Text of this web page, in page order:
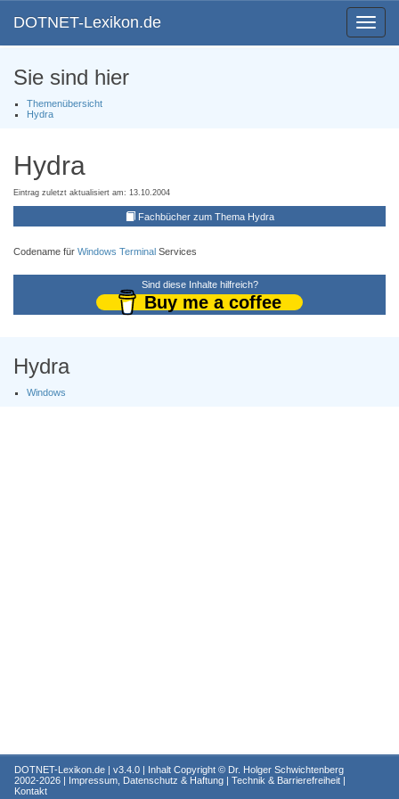
Toggle
DOTNET-Lexikon.de
Sie sind hier
Themenübersicht
Hydra
Hydra
Eintrag zuletzt aktualisiert am: 13.10.2004
Fachbücher zum Thema Hydra
Codename für Windows Terminal Services
Sind diese Inhalte hilfreich?
Buy me a coffee
Hydra
Windows
DOTNET-Lexikon.de | v3.4.0 | Inhalt Copyright © Dr. Holger Schwichtenberg
2002-2026 | Impressum, Datenschutz & Haftung | Technik & Barrierefreiheit |
Kontakt